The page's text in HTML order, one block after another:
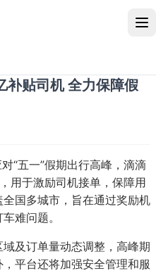
补贴司机 全力保障假
“五一”假期出行高峰，滴滴
用于激励司机接单，保障用
国多城市，旨在通过奖励机
难问题。
及订单量动态调整，高峰期
平台还将加强安全管理和服
豪掷超4亿